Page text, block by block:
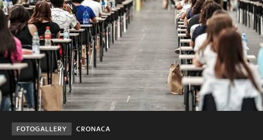
CRONACA
FOTOGALLERY